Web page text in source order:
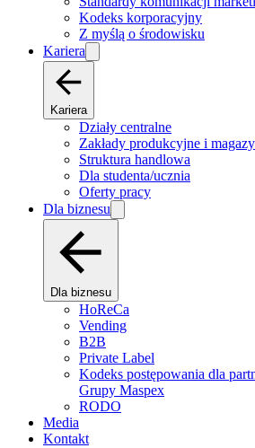
Kodeks korporacyjny
Z myślą o środowisku
Kariera
Kariera
Działy centralne
Zakłady produkcyjne i
Struktura handlowa
Dla studenta/ucznia
Oferty pracy
Dla biznesu
Dla biznesu
HoReCa
Vending
B2B
Private Label
Kodeks postępowania dla
Grupy Maspex
RODO
Media
Kontakt